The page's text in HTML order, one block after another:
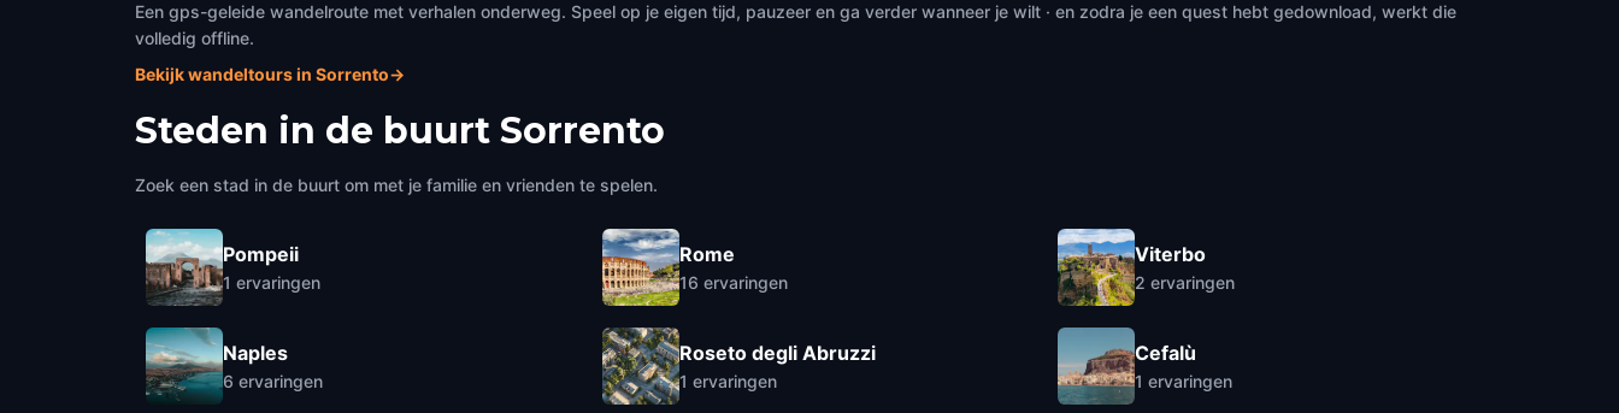
Een gps-geleide wandelroute met verhalen onderweg. Speel op je eigen tijd, pauzeer en ga verder wanneer je wilt · en zodra je een quest hebt gedownload, werkt die
volledig offline.
Bekijk wandeltours in Sorrento→
Steden in de buurt Sorrento
Zoek een stad in de buurt om met je familie en vrienden te spelen.
Pompeii
1 ervaringen
Naples
6 ervaringen
Rome
16 ervaringen
Roseto degli Abruzzi
1 ervaringen
Viterbo
2 ervaringen
Cefalù
1 ervaringen